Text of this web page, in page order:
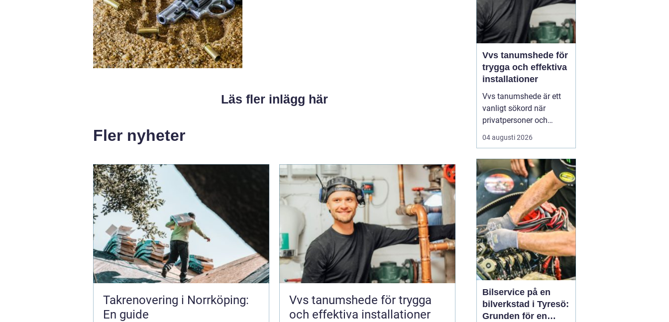
Läs fler inlägg här
Fler nyheter
Takrenovering i Norrköping:
En guide
Vvs tanumshede för trygga
och effektiva installationer
Vvs tanumshede för
trygga och effektiva
installationer
Vvs tanumshede är ett
vanligt sökord när
privatpersoner och
företag behöver hjälp
med värme, vatten och
Många undrar vad som
skiljer en seriös vvs
partner från en tillfällig
lösning, hur en
installation bör gå till
och vilka...
04 augusti 2026
Bilservice på en
bilverkstad i Tyresö:
Grunden för en